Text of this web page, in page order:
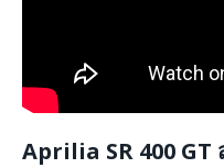
Aprilia SR 400 GT